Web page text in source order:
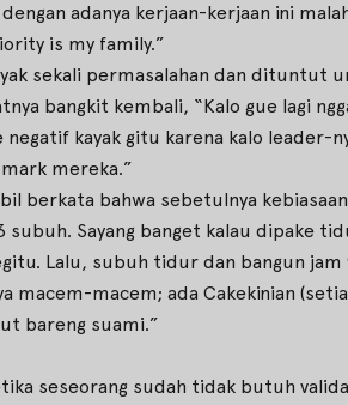
adanya kerjaan-kerjaan ini
is my family.”
sekali permasalahan dan dituntut
bangkit kembali, “Kalo gue lagi
kayak gitu karena kalo
mereka.”
berkata bahwa sebetulnya
Sayang banget kalau dipake
Lalu, subuh tidur dan bangun
macem; ada Cakekinian
bareng suami.”
seseorang sudah tidak butuh